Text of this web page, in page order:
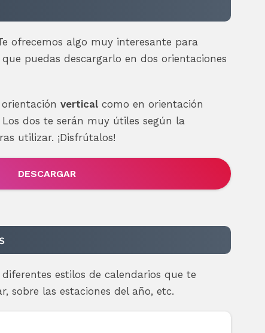
ofrecemos algo muy interesante para
puedas descargarlo en dos orientaciones
vertical como en orientación
Los dos te serán muy útiles según la
utilizar. ¡Disfrútalos!
DESCARGAR
estilos de calendarios que te
sobre las estaciones del año, etc.